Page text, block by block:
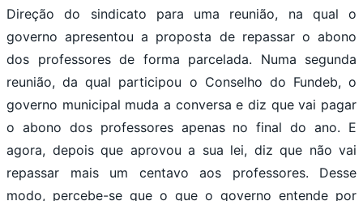
Direção do sindicato para uma reunião, na qual o
governo apresentou a proposta de repassar o abono
dos professores de forma parcelada. Numa segunda
reunião, da qual participou o Conselho do Fundeb, o
governo municipal muda a conversa e diz que vai pagar
o abono dos professores apenas no final do ano. E
agora, depois que aprovou a sua lei, diz que não vai
repassar mais um centavo aos professores. Desse
modo, percebe-se que o que o governo entende por